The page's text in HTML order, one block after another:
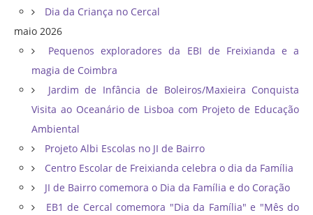
Dia da Criança no Cercal
maio 2026
Pequenos exploradores da EBI de Freixianda e a
magia de Coimbra
Jardim de Infância de Boleiros/Maxieira Conquista
Visita ao Oceanário de Lisboa com Projeto de Educação
Ambiental
Projeto Albi Escolas no JI de Bairro
Centro Escolar de Freixianda celebra o dia da Família
JI de Bairro comemora o Dia da Família e do Coração
EB1 de Cercal comemora "Dia da Família" e "Mês do